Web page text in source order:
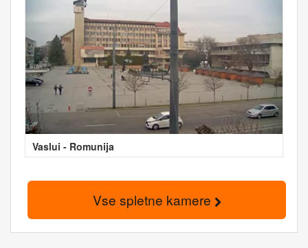
Vaslui - Romunija
Vse spletne kamere